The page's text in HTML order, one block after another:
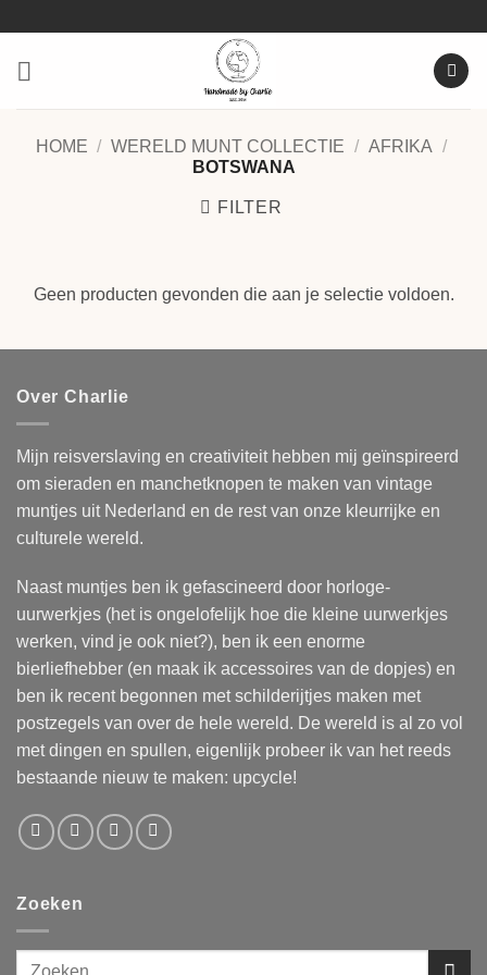
inhoud
HOME / WERELD MUNT COLLECTIE / AFRIKA /
BOTSWANA
FILTER
Geen producten gevonden die aan je selectie voldoen.
Over Charlie
Mijn reisverslaving en creativiteit hebben mij geïnspireerd
om sieraden en manchetknopen te maken van vintage
muntjes uit Nederland en de rest van onze kleurrijke en
culturele wereld.
Naast muntjes ben ik gefascineerd door horloge-
uurwerkjes (het is ongelofelijk hoe die kleine uurwerkjes
werken, vind je ook niet?), ben ik een enorme
bierliefhebber (en maak ik accessoires van de dopjes) en
ben ik recent begonnen met schilderijtjes maken met
postzegels van over de hele wereld. De wereld is al zo vol
met dingen en spullen, eigenlijk probeer ik van het reeds
bestaande nieuw te maken: upcycle!
Zoeken